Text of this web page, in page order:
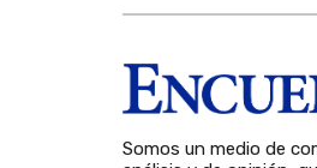
Somos un medio de